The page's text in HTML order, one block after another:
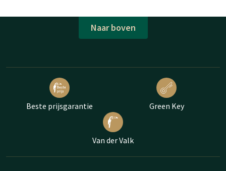
Naar boven
Beste prijsgarantie Green Key
Van der Valk